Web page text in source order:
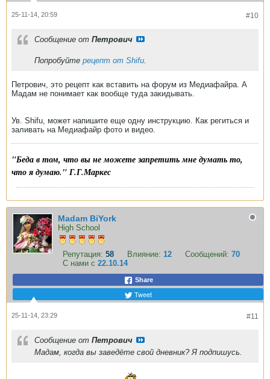
#10
25-11-14, 20:59
Сообщение от Петрович
Попробуйте рецепт от Shifu.
Петрович, это рецепт как вставить на форум из Медиафайра. А
Мадам не понимает как вообще туда закидывать.
Ув. Shifu, может напишите еще одну инструкцию. Как региться и
заливать на Медиафайр фото и видео.
"Беда в том, что вы не можете запретить мне думать то,
что я думаю." Г.Г.Маркес
Madam BiYork
High School
Репутация: 58 Влияние: 12 Сообщений: 70
С нами с 22.10.14
Share
Tweet
#11
25-11-14, 23:29
Сообщение от Петрович
Мадам, когда вы заведёте свой дневник? Я подпишусь.